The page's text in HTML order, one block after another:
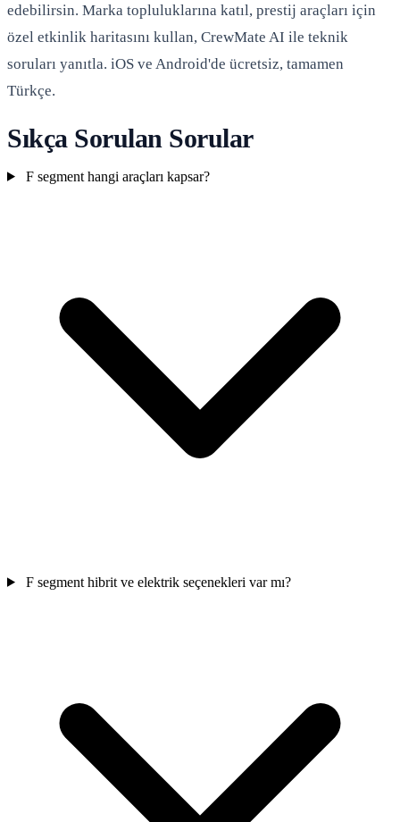
edebilirsin. Marka topluluklarına katıl, prestij araçları için
özel etkinlik haritasını kullan, CrewMate AI ile teknik
soruları yanıtla. iOS ve Android'de ücretsiz, tamamen
Türkçe.
Sıkça Sorulan Sorular
F segment hangi araçları kapsar?
F segment hibrit ve elektrik seçenekleri var mı?